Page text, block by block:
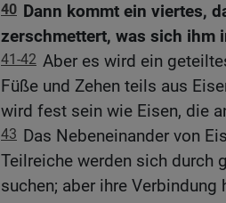
40 Dann kommt ein viertes,
zerschmettert, was sich ihm
41-42 Aber es wird ein
Füße und Zehen teils aus
wird fest sein wie Eisen, die
43 Das Nebeneinander von
Teilreiche werden sich durch
suchen; aber ihre